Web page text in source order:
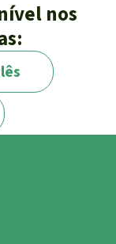
nos